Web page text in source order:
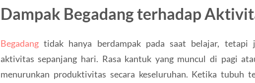
Dampak Begadang terhadap
Begadangtidak hanya berdampak pada saat belajar, tetapi
aktivitas sepanjang hari. Rasa kantuk yang muncul di pagi
menurunkan produktivitas secara keseluruhan. Ketika tubuh